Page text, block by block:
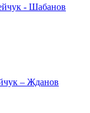
- Шабанов
– Жданов